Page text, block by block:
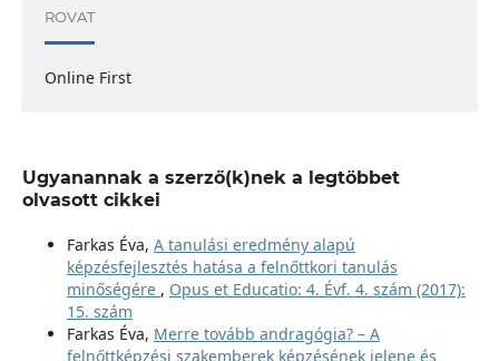
ROVAT
Online First
Ugyanannak a szerző(k)nek a legtöbbet
olvasott cikkei
Farkas Éva, A tanulási eredmény alapú
képzésfejlesztés hatása a felnőttkori tanulás
minőségére , Opus et Educatio: 4. Évf. 4. szám (2017):
15. szám
Farkas Éva, Merre tovább andragógia? – A
felnőttképzési szakemberek képzésének jelene és